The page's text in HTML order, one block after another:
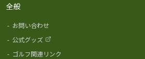
全般
- お問い合わせ
- 公式グッズ
- ゴルフ関連リンク